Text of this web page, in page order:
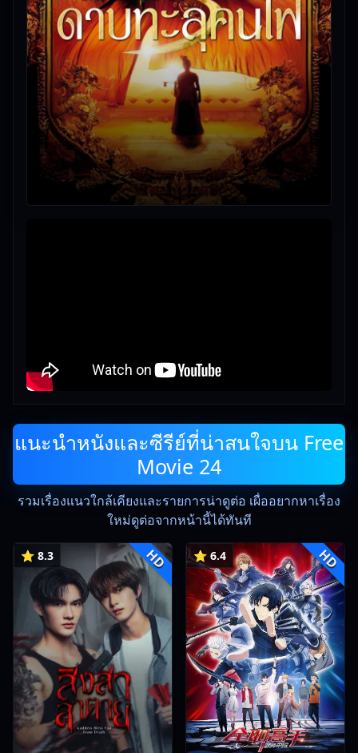
🎥อัปเดตโดยทีมงาน Free Movie 24— ตรวจสอบล่าสุด:
09/06/2026 |เกี่ยวกับเรา
แนะนำหนังและซีรีย์ที่น่าสนใจบน Free
Movie 24
รวมเรื่องแนวใกล้เคียงและรายการน่าดูต่อ เผื่ออยากหาเรื่อง
ใหม่ดูต่อจากหน้านี้ได้ทันที
⭐ 8.3 HD ⭐ 6.4 HD